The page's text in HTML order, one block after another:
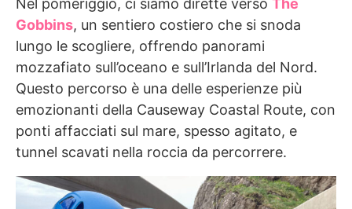
Nel pomeriggio, ci siamo dirette verso The
Gobbins, un sentiero costiero che si snoda
lungo le scogliere, offrendo panorami
mozzafiato sull’oceano e sull’Irlanda del Nord.
Questo percorso è una delle esperienze più
emozionanti della Causeway Coastal Route, con
ponti affacciati sul mare, spesso agitato, e
tunnel scavati nella roccia da percorrere.